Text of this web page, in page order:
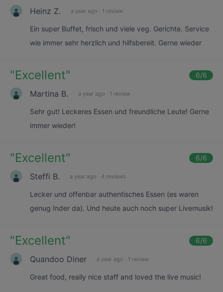
Heinz Z. a year ago · 1 review
Ein super Buffet, frisch und viele veg. Gerichte. Service
wie immer sehr herzlich und hilfsbereit. Gerne wieder
"Excellent" 6/6
Martina B. a year ago · 1 review
Sehr gut! Leckeres Essen und freundliche Leute! Gerne
immer wieder!
"Excellent" 6/6
Steffi B. a year ago · 4 reviews
Lecker und offenbar authentisches Essen (es waren
genug Inder da). Und heute auch noch super Livemusik!
"Excellent" 6/6
Quandoo Diner a year ago · 1 review
Great food, really nice staff and loved the live music!